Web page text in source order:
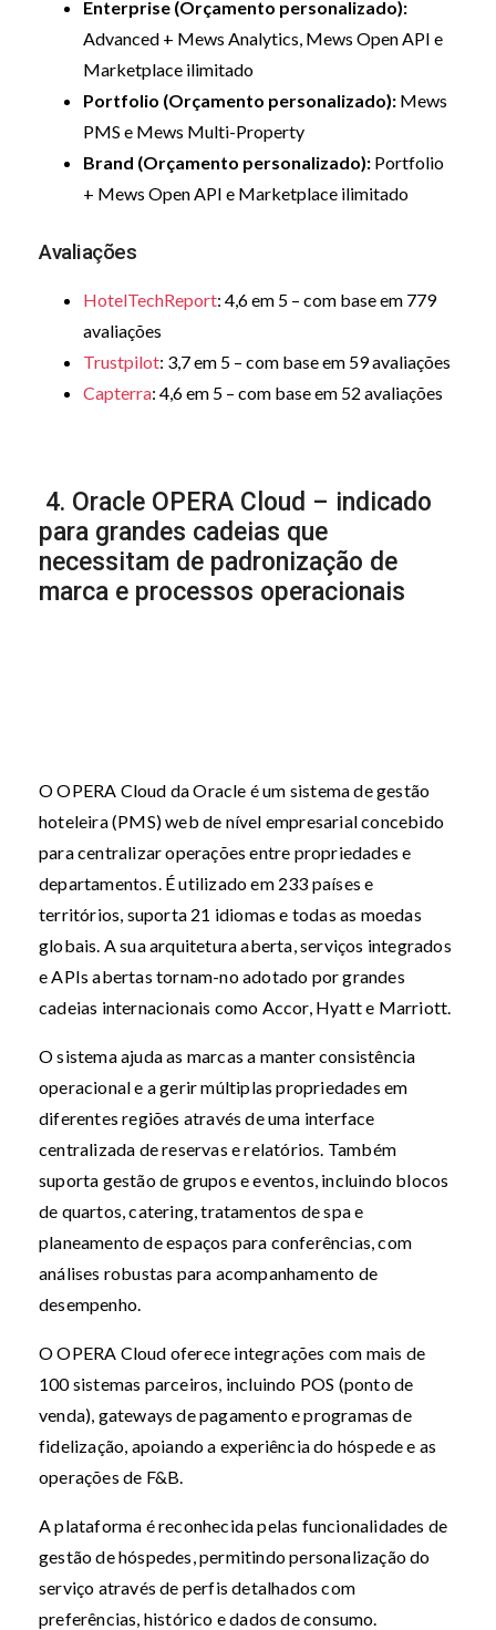
Enterprise (Orçamento personalizado):
Advanced + Mews Analytics, Mews Open API e
Marketplace ilimitado
Portfolio (Orçamento personalizado): Mews
PMS e Mews Multi-Property
Brand (Orçamento personalizado): Portfolio
+ Mews Open API e Marketplace ilimitado
Avaliações
HotelTechReport: 4,6 em 5 – com base em 779
avaliações
Trustpilot: 3,7 em 5 – com base em 59 avaliações
Capterra: 4,6 em 5 – com base em 52 avaliações
4. Oracle OPERA Cloud – indicado
para grandes cadeias que
necessitam de padronização de
marca e processos operacionais
O OPERA Cloud da Oracle é um sistema de gestão
hoteleira (PMS) web de nível empresarial concebido
para centralizar operações entre propriedades e
departamentos. É utilizado em 233 países e
territórios, suporta 21 idiomas e todas as moedas
globais. A sua arquitetura aberta, serviços integrados
e APIs abertas tornam-no adotado por grandes
cadeias internacionais como Accor, Hyatt e Marriott.
O sistema ajuda as marcas a manter consistência
operacional e a gerir múltiplas propriedades em
diferentes regiões através de uma interface
centralizada de reservas e relatórios. Também
suporta gestão de grupos e eventos, incluindo blocos
de quartos, catering, tratamentos de spa e
planeamento de espaços para conferências, com
análises robustas para acompanhamento de
desempenho.
O OPERA Cloud oferece integrações com mais de
100 sistemas parceiros, incluindo POS (ponto de
venda), gateways de pagamento e programas de
fidelização, apoiando a experiência do hóspede e as
operações de F&B.
A plataforma é reconhecida pelas funcionalidades de
gestão de hóspedes, permitindo personalização do
serviço através de perfis detalhados com
preferências, histórico e dados de consumo.